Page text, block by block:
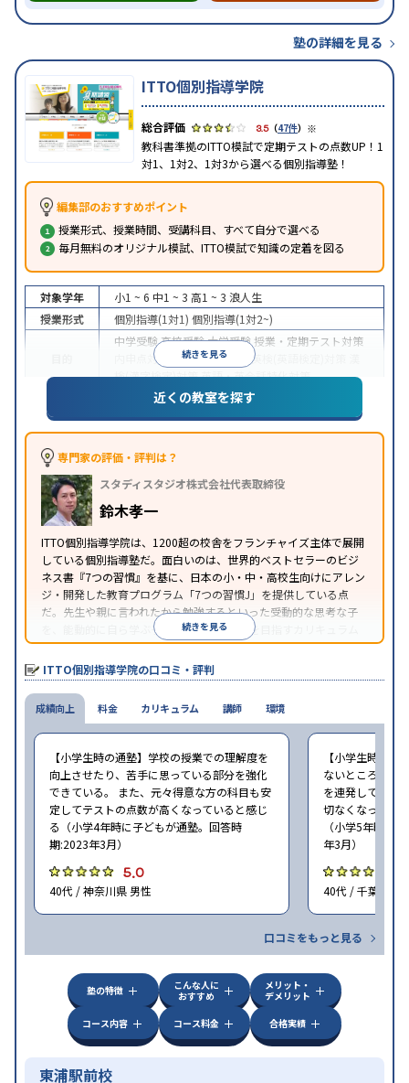
塾の詳細を見る
ITTO個別指導学院
3.5（47件） ※
教科書準拠のITTO模試で定期テストの点数UP！1
対1、1対2、1対3から選べる個別指導塾！
編集部のおすすめポイント
授業形式、授業時間、受講科目、すべて自分で選べる
毎月無料のオリジナル模試、ITTO模試で知識の定着を図る
続きを見る
対象学年 小1 ~ 6 中1 ~ 3 高1 ~ 3 浪人生
授業形式
個別指導(1対1) 個別指導(1対2~)
中学受験高校受験大学受験 授業・定期テスト対策
内申点対策
学習習慣の定着 英検(英語検定)対策
検(漢字検定)対策英語・英会話特化対策
1科目から受講可能季節講習のみの受講可
※2023年3月調査。小学校高学年の個別指導塾アンケート調査方法を参
近くの教室を探す
専門家の評価・評判は？
スタディスタジオ株式会社代表取締役
鈴木孝一
ITTO個別指導学院は、1200超の校舎をフランチャイズ主体で展開
している個別指導塾だ。面白いのは、世界的ベストセラーのビジ
ネス書『7つの習慣』を基に、日本の小・中・高校生向けにアレン
ジ・開発した教育プログラム「7つの習慣J」を提供している点
だ。先生や親に言われたから勉強するといった受動的な思考な子
を、能動的に自ら学ぶ子に育てていくことを目指すカリキュラム
である。個別指導の授業とは別に、集団授業形式の特別講座とし
て別料金で提供されるので、単なる成績アップ以上の、子どもの
心の成長を求める家庭にオススメだ。
続きを見る
ITTO個別指導学院の口コミ・評判
成績向上
【小学生時の通塾】学校の授業での理解度を
向上させたり、苦手に思っている部分を強化
できている。 また、元々得意な方の科目も安
定してテストの点数が高くなっていると感じ
る（小学4年時に子どもが通塾。回答時
期:2023年3月）
5.0
40代 / 神奈川県 男性
【小学生時の通
ないところがあ
を連発していた
切なくなった。
（小学5年時に
年3月）
40代 / 千葉県 女
口コミをもっと見る
料金 カリキュラム 講師 環境
塾の特徴
こんな人に
おすすめ
メリット・
デメリット
コース内容
コース料金 合格実績
東浦駅前校